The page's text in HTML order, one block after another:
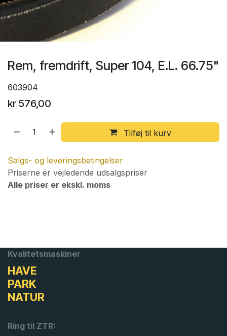
Rem, fremdrift, Super 104, E.L. 66.75"
603904
kr 576,00
Tilføj til kurv
Salgs- og leveringsbetingelser
Priserne er vejledende udsalgspriser
Alle priser er ekskl. moms
Kvalitetsmaskiner
HAVE
PARK
NATUR
Ring til ZTR: